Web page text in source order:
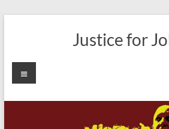
Justice for
Menu